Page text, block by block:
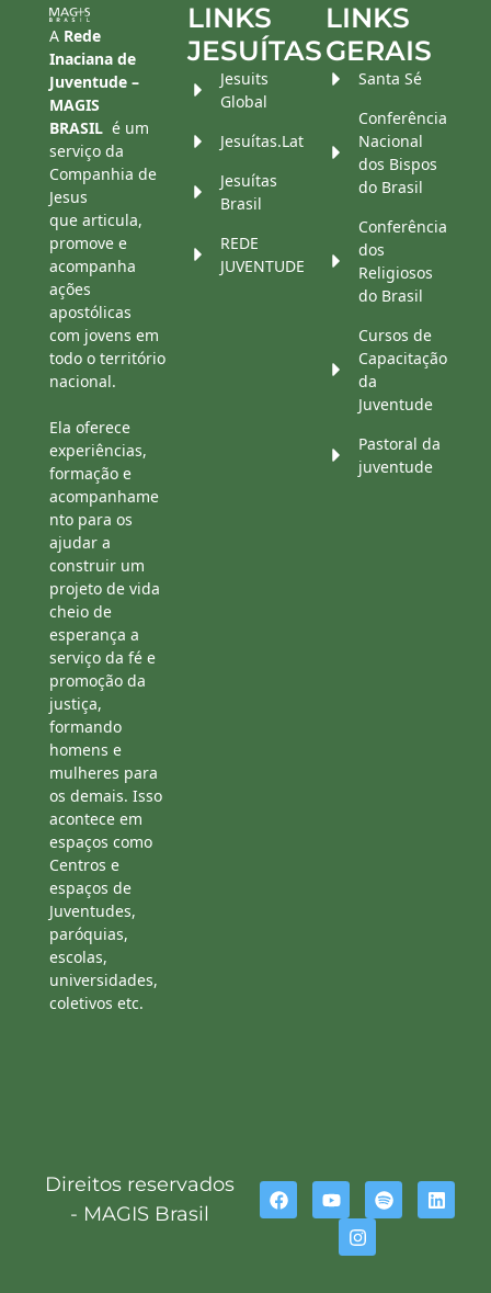
A Rede
Inaciana de
Juventude –
MAGIS
BRASIL é um
serviço da
Companhia de
Jesus
que articula,
promove e
acompanha
ações
apostólicas
com jovens em
todo o território
nacional.
Ela oferece
experiências,
formação e
acompanhame
nto para os
ajudar a
construir um
projeto de vida
cheio de
esperança a
serviço da fé e
promoção da
justiça,
formando
homens e
mulheres para
os demais. Isso
acontece em
espaços como
Centros e
espaços de
Juventudes,
paróquias,
escolas,
universidades,
coletivos etc.
LINKS
JESUÍTAS
Jesuits
Global
Jesuítas.Lat
Jesuítas
Brasil
REDE
JUVENTUDE
LINKS
GERAIS
Santa Sé
Conferência
Nacional
dos Bispos
do Brasil
Conferência
dos
Religiosos
do Brasil
Cursos de
Capacitação
da
Juventude
Pastoral da
juventude
Direitos reservados
- MAGIS Brasil